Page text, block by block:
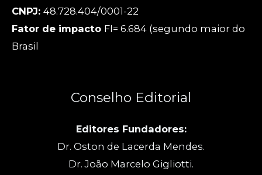
CNPJ: 48.728.404/0001-22
Fator de impacto FI= 6.684 (segundo maior do
Brasil
Conselho Editorial
Editores Fundadores:
Dr. Oston de Lacerda Mendes.
Dr. João Marcelo Gigliotti.